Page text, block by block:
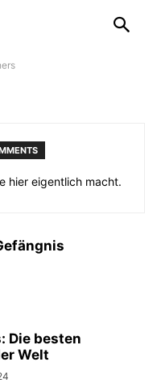
hier eigentlich macht.
Die besten
Welt